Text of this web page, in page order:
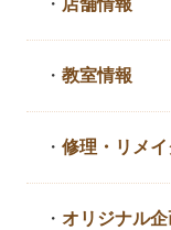
・ 店舗情報
・教室情報
・修理・リメイ
・ オリジナル